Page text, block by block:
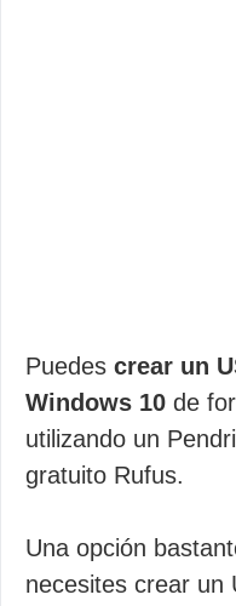
Puedes crear un
Windows 10 de
utilizando un
gratuito Rufus.
Una opción
necesites crear un